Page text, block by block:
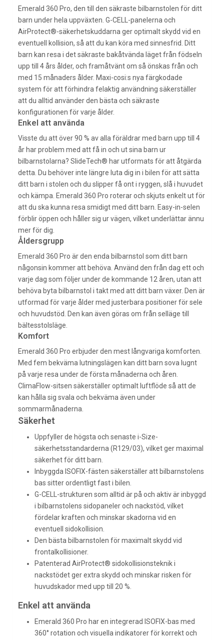
Emerald 360 Pro, den till den säkraste bilbarnstolen för ditt
barn under hela uppväxten. G-CELL-panelerna och
AirProtect®-säkerhetskuddarna ger optimalt skydd vid en
eventuell kollision, så att du kan köra med sinnesfrid. Ditt
barn kan resa i det säkraste bakåtvända läget från födseln
upp till 4 års ålder, och framåtvänt om så önskas från och
med 15 månaders ålder. Maxi-cosi:s nya färgkodade
system för att förhindra felaktig användning säkerställer
att du alltid använder den bästa och säkraste
konfigurationen för varje ålder.
Enkel att använda
Visste du att över 90 % av alla föräldrar med barn upp till 4
år har problem med att få in och ut sina barn ur
bilbarnstolarna? SlideTech® har utformats för att åtgärda
detta. Du behöver inte längre luta dig in i bilen för att sätta
ditt barn i stolen och du slipper få ont i ryggen, slå i huvudet
och kämpa. Emerald 360 Pro roterar och skjuts enkelt ut för
att du ska kunna resa smidigt med ditt barn. Easy-in-selen
förblir öppen och håller sig ur vägen, vilket underlättar ännu
mer för dig.
Åldersgrupp
Emerald 360 Pro är den enda bilbarnstol som ditt barn
någonsin kommer att behöva. Använd den från dag ett och
varje dag som följer under de kommande 12 åren, utan att
behöva byta bilbarnstol i takt med att ditt barn växer. Den är
utformad för varje ålder med justerbara positioner för sele
och huvudstöd. Den kan även göras om från selläge till
bältesstolsläge.
Komfort
Emerald 360 Pro erbjuder den mest långvariga komforten.
Med fem bekväma lutningslägen kan ditt barn sova lugnt
på varje resa under de första månaderna och åren.
ClimaFlow-sitsen säkerställer optimalt luftflöde så att de
kan hålla sig svala och bekväma även under
sommarmånaderna.
Säkerhet
Uppfyller de högsta och senaste i-Size-
säkerhetsstandarderna (R129/03), vilket ger maximal
säkerhet för ditt barn.
Inbyggda ISOFIX-fästen säkerställer att bilbarnstolens
bas sitter ordentligt fast i bilen.
G-CELL-strukturen som alltid är på och aktiv är inbyggd
i bilbarnstolens sidopaneler och nackstöd, vilket
fördelar kraften och minskar skadorna vid en
eventuell sidokollision.
Den bästa bilbarnstolen för maximalt skydd vid
frontalkollisioner.
Patenterad AirProtect® sidokollisionsteknik i
nackstödet ger extra skydd och minskar risken för
huvudskador med upp till 20 %.
Enkel att använda
Emerald 360 Pro har en integrerad ISOFIX-bas med
360° rotation och visuella indikatorer för korrekt och